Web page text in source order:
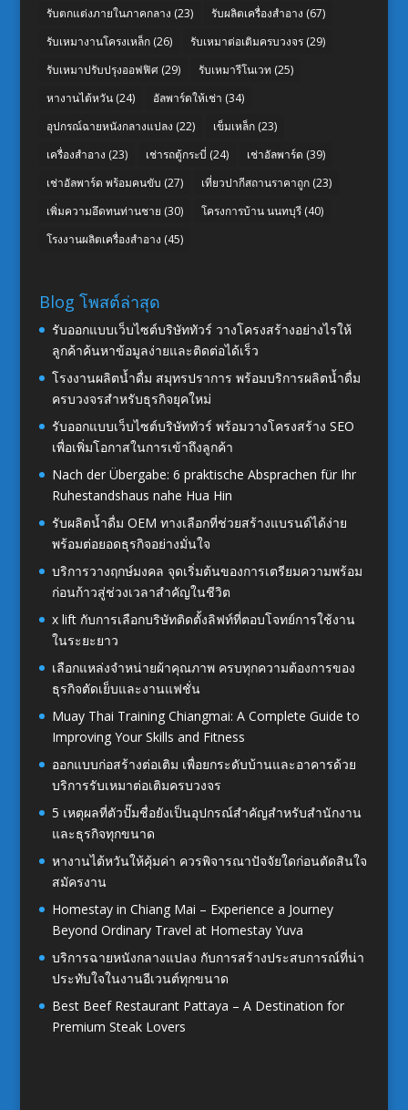
รับตกแต่งภายในภาคกลาง (23) รับผลิตเครื่องสำอาง (67)
รับเหมางานโครงเหล็ก(26) รับเหมาต่อเติมครบวงจร(29)
รับเหมาปรับปรุงออฟฟิศ(29) รับเหมารีโนเวท (25)
หางานไต้หวัน(24) อัลพาร์ดให้เช่า (34)
อุปกรณ์ฉายหนังกลางแปลง (22) เข็มเหล็ก(23)
เครื่องสำอาง (23) เช่ารถตู้กระบี่ (24) เช่าอัลพาร์ด (39)
เช่าอัลพาร์ด พร้อมคนขับ (27) เที่ยวปากีสถานราคาถูก(23)
เพิ่มความอึดทนท่านชาย (30) โครงการบ้าน นนทบุรี(40)
โรงงานผลิตเครื่องสำอาง (45)
Blog โพสต์ล่าสุด
รับออกแบบเว็บไซต์บริษัททัวร์ วางโครงสร้างอย่างไรให้
ลูกค้าค้นหาข้อมูลง่ายและติดต่อได้เร็ว
โรงงานผลิตน้ำดื่ม สมุทรปราการ พร้อมบริการผลิตน้ำดื่ม
ครบวงจรสำหรับธุรกิจยุคใหม่
รับออกแบบเว็บไซต์บริษัททัวร์ พร้อมวางโครงสร้าง SEO
เพื่อเพิ่มโอกาสในการเข้าถึงลูกค้า
Nach der Übergabe: 6 praktische Absprachen für Ihr
Ruhestandshaus nahe Hua Hin
รับผลิตน้ำดื่ม OEM ทางเลือกที่ช่วยสร้างแบรนด์ได้ง่าย
พร้อมต่อยอดธุรกิจอย่างมั่นใจ
บริการวางฤกษ์มงคล จุดเริ่มต้นของการเตรียมความพร้อม
ก่อนก้าวสู่ช่วงเวลาสำคัญในชีวิต
x lift กับการเลือกบริษัทติดตั้งลิฟท์ที่ตอบโจทย์การใช้งาน
ในระยะยาว
เลือกแหล่งจำหน่ายผ้าคุณภาพ ครบทุกความต้องการของ
ธุรกิจตัดเย็บและงานแฟชั่น
Muay Thai Training Chiangmai: A Complete Guide to
Improving Your Skills and Fitness
ออกแบบก่อสร้างต่อเติม เพื่อยกระดับบ้านและอาคารด้วย
บริการรับเหมาต่อเติมครบวงจร
5 เหตุผลที่ตัวปั๊มชื่อยังเป็นอุปกรณ์สำคัญสำหรับสำนักงาน
และธุรกิจทุกขนาด
หางานไต้หวันให้คุ้มค่า ควรพิจารณาปัจจัยใดก่อนตัดสินใจ
สมัครงาน
Homestay in Chiang Mai – Experience a Journey
Beyond Ordinary Travel at Homestay Yuva
บริการฉายหนังกลางแปลง กับการสร้างประสบการณ์ที่น่า
ประทับใจในงานอีเวนต์ทุกขนาด
Best Beef Restaurant Pattaya – A Destination for
Premium Steak Lovers